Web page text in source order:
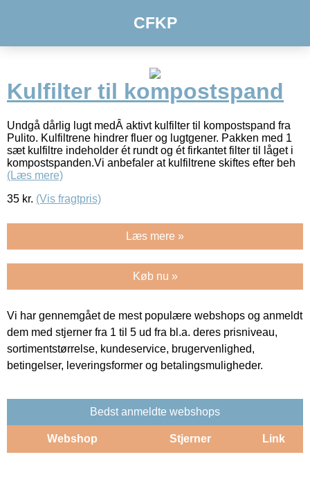
CFKP
Kulfilter til kompostspand
Undgå dårlig lugt medÂ aktivt kulfilter til kompostspand fra
Pulito. Kulfiltrene hindrer fluer og lugtgener. Pakken med 1
sæt kulfiltre indeholder ét rundt og ét firkantet filter til låget i
kompostspanden.Vi anbefaler at kulfiltrene skiftes efter beh
(Læs mere)
35 kr. (Vis fragtpris)
Læs mere »
Køb nu »
Vi har gennemgået de mest populære webshops og anmeldt
dem med stjerner fra 1 til 5 ud fra bl.a. deres prisniveau,
sortimentstørrelse, kundeservice, brugervenlighed,
betingelser, leveringsformer og betalingsmuligheder.
Bedst anmeldte webshops
Webshop Stjerner Link